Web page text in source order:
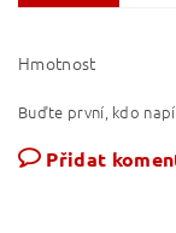
Hmotnost
Buďte první, kdo
Přidat